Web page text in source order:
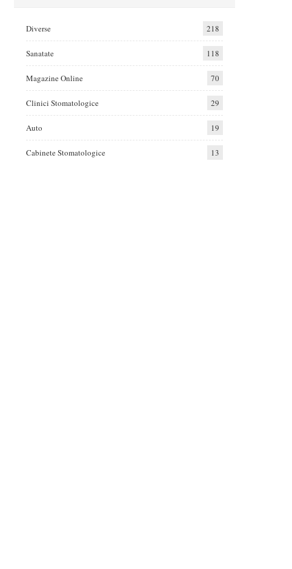
Diverse 218
Sanatate 118
Magazine Online 70
Clinici Stomatologice 29
Auto 19
Cabinete Stomatologice 13